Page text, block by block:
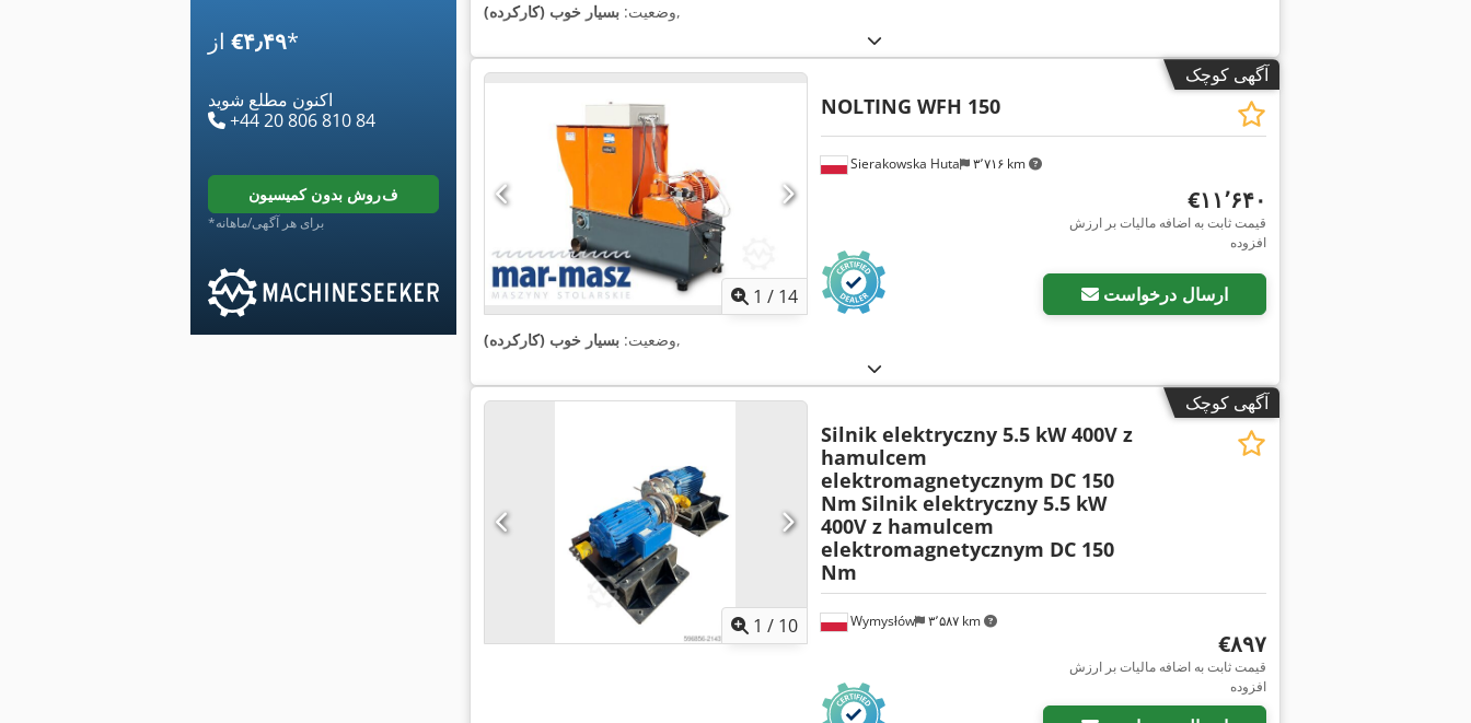
‎€۴٫۴۹*
اکنون مطلع شوید
+44 20 806 810 84
فروش بدون کمیسیون
*برای هر آگهی/ماهانه
وضعیت: بسیار خوب (کارکرده) ,
آگهی کوچک
1 / 14
Sierakowska Huta ۳٬۷۱۶ km
NOLTING WFH 150
‎€۱۱٬۶۴۰
قیمت ثابت به اضافه مالیات بر ارزش
افزوده
ارسال درخواست
وضعیت: بسیار خوب (کارکرده) ,
آگهی کوچک
1 / 10 Wymysłów ۳٬۵۸۷ km
Silnik elektryczny 5.5 kW 400V z
hamulcem
elektromagnetycznym DC 150
Nm Silnik elektryczny 5.5 kW
400V z hamulcem
elektromagnetycznym DC 150
Nm
‎€۸۹۷
قیمت ثابت به اضافه مالیات بر ارزش
افزوده